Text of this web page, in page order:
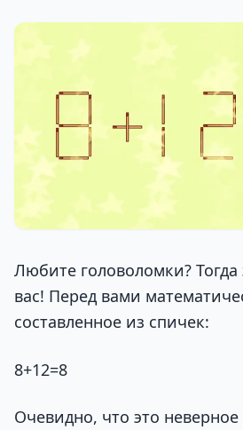
Любите головоломки? Тогда
вас! Перед вами
составленное из спичек:
8+12=8
Очевидно, что это